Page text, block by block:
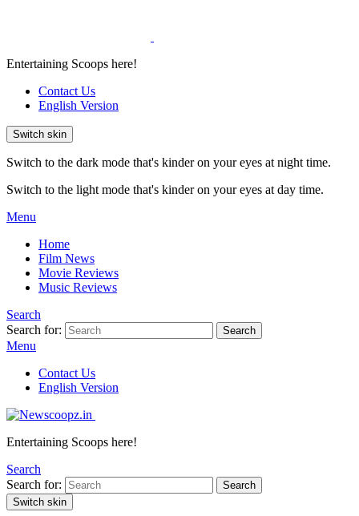
Entertaining Scoops here!
Contact Us
English Version
Switch skin
Switch to the dark mode that's kinder on your eyes at night time.
Switch to the light mode that's kinder on your eyes at day time.
Menu
Home
Film News
Movie Reviews
Music Reviews
Search
Search for:
Search
Menu
Contact Us
English Version
Entertaining Scoops here!
Search
Search for:
Search
Switch skin